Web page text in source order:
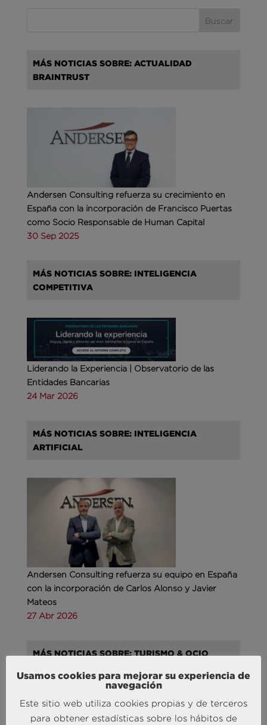
MÁS NOTICIAS SOBRE: ACTUALIDAD
BRAINTRUST
Andersen Consulting refuerza su crecimiento en
España con la incorporación de Francisco Puertas
como Socio Responsable de Human Capital
30 Sep 2025
MÁS NOTICIAS SOBRE: INTELIGENCIA
COMPETITIVA
Liderando la Experiencia | Observatorio de las
Entidades Bancarias
24 Mar 2026
MÁS NOTICIAS SOBRE: INTELIGENCIA
ARTIFICIAL
Andersen Consulting refuerza su equipo en España
con la incorporación de Carlos Alonso y Javier
Mateos
27 Abr 2026
MÁS NOTICIAS SOBRE: TURISMO & OCIO
Usamos cookies para mejorar su experiencia de
navegación
Este sitio web utiliza cookies propias y de terceros
para obtener estadísticas sobre los hábitos de